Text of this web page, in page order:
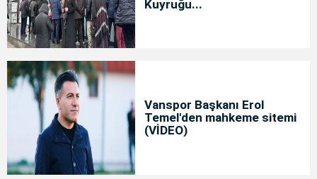
Kuyruğu...
Vanspor Başkanı Erol
Temel'den mahkeme sitemi
(VİDEO)